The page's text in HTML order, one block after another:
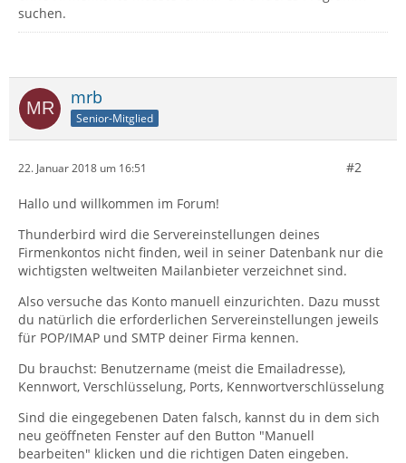
suchen.
mrb
Senior-Mitglied
22. Januar 2018 um 16:51 #2
Hallo und willkommen im Forum!
Thunderbird wird die Servereinstellungen deines
Firmenkontos nicht finden, weil in seiner Datenbank nur die
wichtigsten weltweiten Mailanbieter verzeichnet sind.
Also versuche das Konto manuell einzurichten. Dazu musst
du natürlich die erforderlichen Servereinstellungen jeweils
für POP/IMAP und SMTP deiner Firma kennen.
Du brauchst: Benutzername (meist die Emailadresse),
Kennwort, Verschlüsselung, Ports, Kennwortverschlüsselung
Sind die eingegebenen Daten falsch, kannst du in dem sich
neu geöffneten Fenster auf den Button "Manuell
bearbeiten" klicken und die richtigen Daten eingeben.